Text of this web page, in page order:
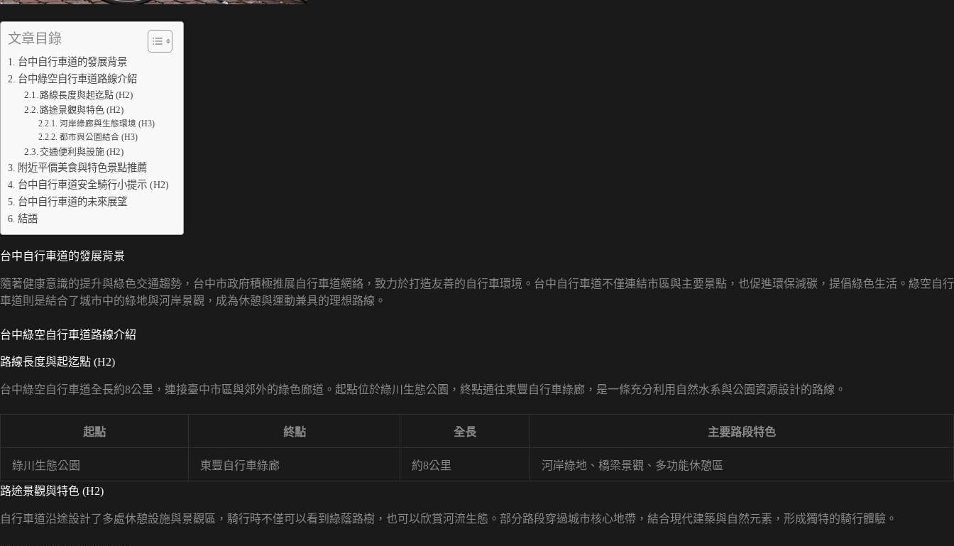
文章目錄
台中自行車道的發展背景
台中綠空自行車道路線介紹
路線長度與起迄點 (H2)
路途景觀與特色 (H2)
河岸綠廊與生態環境 (H3)
都市與公園結合 (H3)
交通便利與設施 (H2)
附近平價美食與特色景點推薦
台中自行車道安全騎行小提示 (H2)
台中自行車道的未來展望
結語
台中自行車道的發展背景
隨著健康意識的提升與綠色交通趨勢，台中市政府積極推展自行車道網絡，致力於打造友善的自行車環境。台中自行車道不僅連結市區與主要景點，也促進環保減碳，提倡綠色生活。綠空自行
車道則是結合了城市中的綠地與河岸景觀，成為休憩與運動兼具的理想路線。
台中綠空自行車道路線介紹
路線長度與起迄點 (H2)
台中綠空自行車道全長約8公里，連接臺中市區與郊外的綠色廊道。起點位於綠川生態公園，終點通往東豐自行車綠廊，是一條充分利用自然水系與公園資源設計的路線。
起點 終點 全長 主要路段特色
綠川生態公園 東豐自行車綠廊 約8公里 河岸綠地、橋梁景觀、多功能休憩區
路途景觀與特色 (H2)
自行車道沿途設計了多處休憩設施與景觀區，騎行時不僅可以看到綠蔭路樹，也可以欣賞河流生態。部分路段穿過城市核心地帶，結合現代建築與自然元素，形成獨特的騎行體驗。